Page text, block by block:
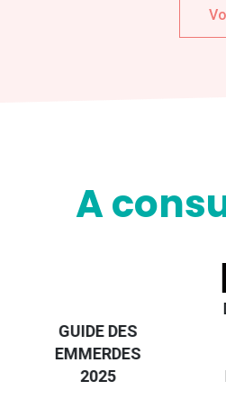
A
EUROPE, LE
GUIDE DE LA
RÉGION PAYS